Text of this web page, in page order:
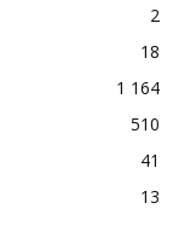
2
18
1 164
510
41
13